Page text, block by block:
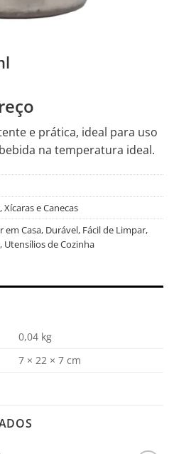
e prática, ideal para uso
na temperatura ideal.
,Xícaras e Canecas
em Casa, Durável, Fácil de Limpar,
, Utensílios de Cozinha
0,04 kg
7 × 22 × 7 cm